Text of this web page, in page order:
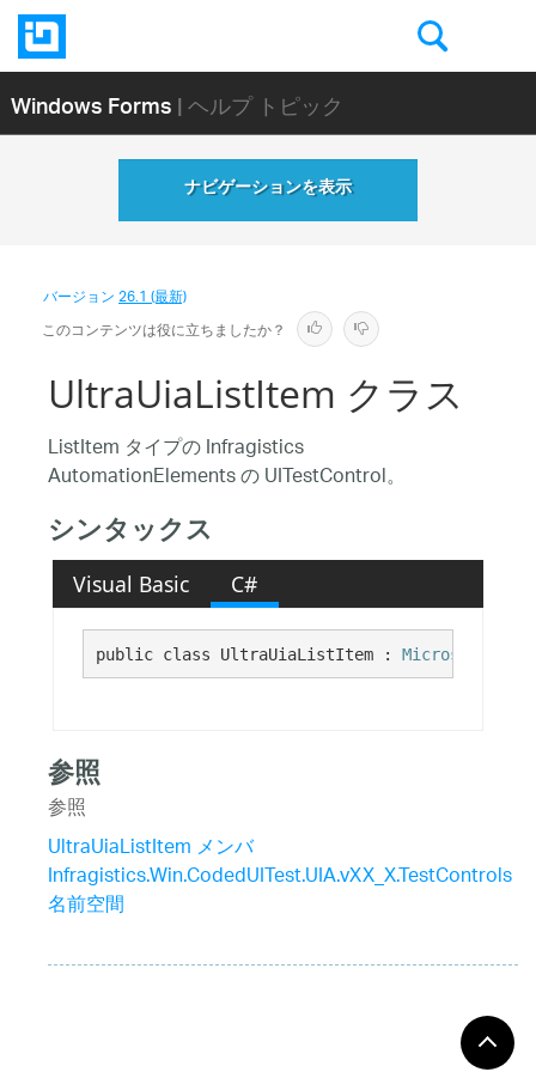
Windows Forms| ヘルプ トピック
ナビゲーションを表示
バージョン26.1 (最新)
このコンテンツは役に立ちましたか？
UltraUiaListItem クラス
ListItem タイプの Infragistics
AutomationElements の UITestControl。
シンタックス
Visual Basic C#
public class UltraUiaListItem :
参照
参照
UltraUiaListItem メンバ
Infragistics.Win.CodedUITest.UIA.vXX_X.TestControls
名前空間